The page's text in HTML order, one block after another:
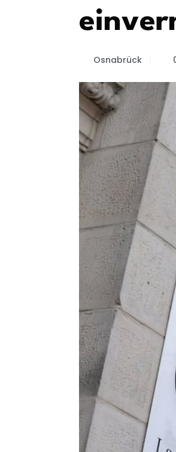
Osnabrück